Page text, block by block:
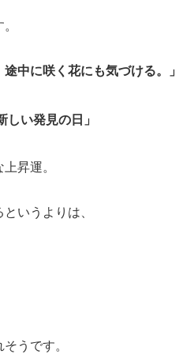
中に咲く花にも気づける。」
い発見の日」
昇運。
いうよりは、
うです。